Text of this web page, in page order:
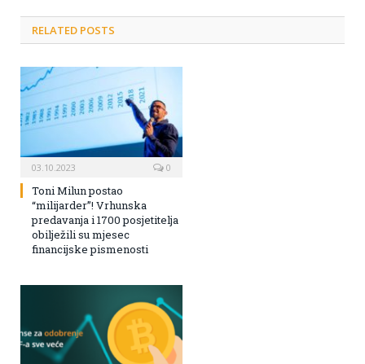
RELATED POSTS
03.10.2023 0
Toni Milun postao
“milijarder”! Vrhunska
predavanja i 1700 posjetitelja
obilježili su mjesec
financijske pismenosti